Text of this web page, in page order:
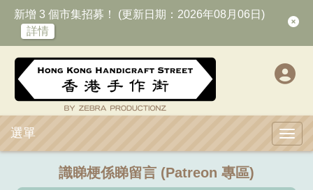
新增 3 個市集招募！ (更新日期：2026年08月06日)
詳情
選單
識睇梗係睇留言 (Patreon 專區)